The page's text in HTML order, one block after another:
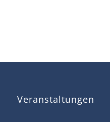
Veranstaltungen